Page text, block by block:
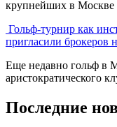
крупнейших в Москве
Гольф-турнир как
пригласили брокеров
Еще недавно гольф в
аристократического
Последние